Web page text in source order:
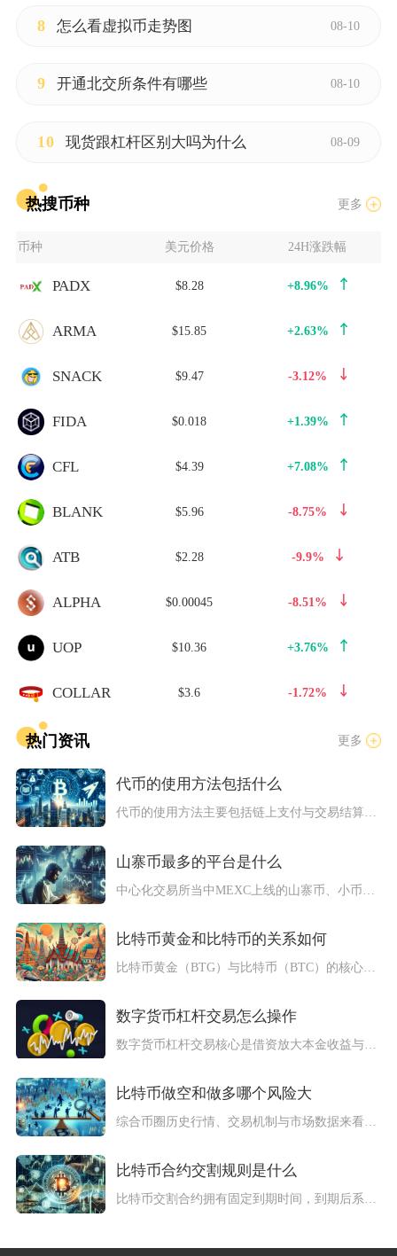
8 怎么看虚拟币走势图 08-10
9 开通北交所条件有哪些 08-10
10 现货跟杠杆区别大吗为什么 08-09
热搜币种 更多
币种 美元价格 24H涨跌幅
PADX $8.28 +8.96%
ARMA $15.85 +2.63%
SNACK $9.47 -3.12%
FIDA $0.018 +1.39%
CFL $4.39 +7.08%
BLANK $5.96 -8.75%
ATB $2.28 -9.9%
ALPHA $0.00045 -8.51%
UOP $10.36 +3.76%
COLLAR $3.6 -1.72%
热门资讯 更多
代币的使用方法包括什么
代币的使用方法主要包括链上支付与交易结算、质押挖矿与流动性挖...
山寨币最多的平台是什么
比特币黄金和比特币的关系如何
比特币黄金（BTG）与比特币（BTC）的核心关系是：比特币黄...
数字货币杠杆交易怎么操作
数字货币杠杆交易核心是借资放大本金收益与风险，操作需完成平台...
比特币做空和做多哪个风险大
综合币圈历史行情、交易机制与市场数据来看，比特币做空的整体风...
比特币合约交割规则是什么
比特币交割合约拥有固定到期时间，到期后系统以现金结算方式自动...